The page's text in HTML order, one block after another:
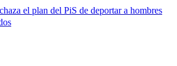
el plan del PiS de deportar a hombres